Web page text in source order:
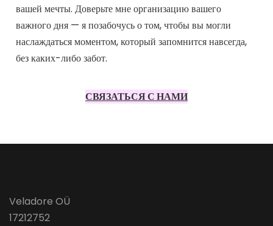
вашей мечты. Доверьте мне организацию вашего
важного дня — я позабочусь о том, чтобы вы могли
наслаждаться моментом, который запомнится навсегда,
без каких-либо забот.
СВЯЗАТЬСЯ С НАМИ
Veladore OÜ
17212752